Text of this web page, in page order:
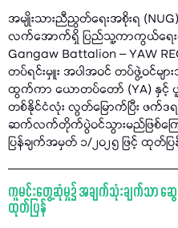
အမျိုးသားညီညွတ်ရေးအစိုးရ
လက်အောက်ရှိ ပြည်သူ့ကာကွယ်ရေးတ
Gangaw Battalion – YAW
တပ်ရင်းမှူး အပါအဝင် တပ်ဖွဲ့ဝင်မျ
ထွက်ကာ ယောတပ်တော် (YA) နှင့် ပူး
တစ်နိုင်ငံလုံး လွတ်မြောက်ပြီး ဖ
ဆက်လက်တိုက်ပွဲဝင်သွားမည်ဖြစ်ကြ
ပြန်ချက်အမှတ် ၁/၂၀၂၅ ဖြင့် ထုတ်
ကူမင်းတွေ့ဆုံမှု၌ အချက်သုံးချက်သာ ဆွေ
ထုတ်ပြန်